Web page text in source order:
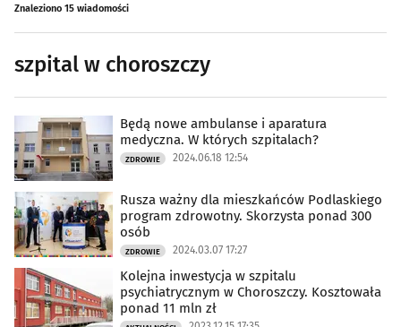
Znaleziono 15 wiadomości
szpital w choroszczy
Będą nowe ambulanse i aparatura
medyczna. W których szpitalach?
ZDROWIE 2024.06.18 12:54
Rusza ważny dla mieszkańców Podlaskiego
program zdrowotny. Skorzysta ponad 300
osób
ZDROWIE 2024.03.07 17:27
Kolejna inwestycja w szpitalu
psychiatrycznym w Choroszczy. Kosztowała
ponad 11 mln zł